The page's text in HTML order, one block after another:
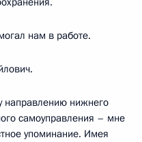
нам в работе.
направлению нижнего
самоуправления – мне
упоминание. Имея